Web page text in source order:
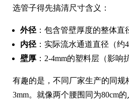
选管子得先搞清尺寸含义：
外径 ：包含管壁厚度的整体直
内径 ：实际流水通道直径（约
壁厚 ：2-4mm的塑料层（影响
有趣的是，不同厂家生产的同规
3mm。就像两个腰围同为80cm